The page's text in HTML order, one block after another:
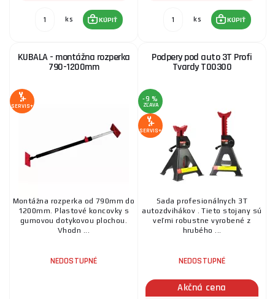
ks KÚPIŤ ks KÚPIŤ
KUBALA - montážna rozperka
790-1200mm
SERVIS+
Montážna rozperka od 790mm do
1200mm. Plastové koncovky s
gumovou dotykovou plochou.
Vhodn ...
NEDOSTUPNÉ
Podpery pod auto 3T Profi
Tvardy T00300
-9 %
ZĽAVA
SERVIS+
Sada profesionálnych 3T
autozdvihákov . Tieto stojany sú
veľmi robustne vyrobené z
hrubého ...
NEDOSTUPNÉ
Akčná cena